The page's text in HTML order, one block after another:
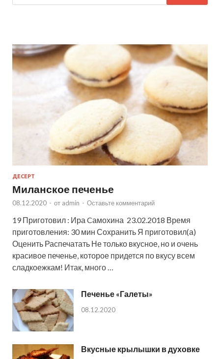
ДЕСЕРТ
Миланское печенье
08.12.2020 - от admin - Оставьте комментарий
19 Приготовил : Ира Cамохина 23.02.2018 Время
приготовления: 30 мин Сохранить Я приготовил(а)
Оценить Распечатать Не только вкусное, но и очень
красивое печенье, которое придется по вкусу всем
сладкоежкам! Итак, много …
Печенье «Галеты»
08.12.2020
Вкусные крылышки в духовке